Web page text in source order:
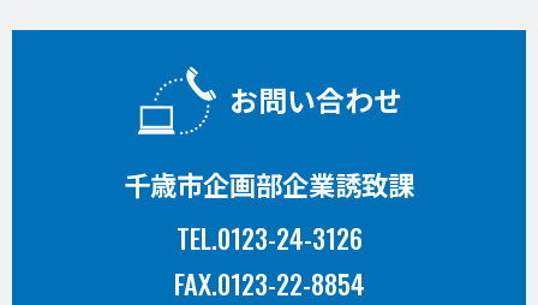
お問い合わせ
千歳市企画部企業誘致課
TEL.0123-24-3126
FAX.0123-22-8854